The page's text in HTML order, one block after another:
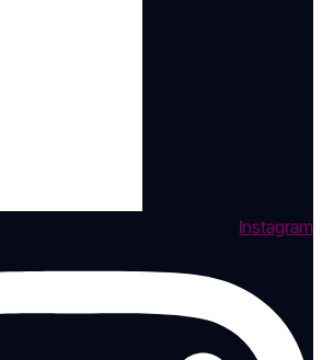
Instagram